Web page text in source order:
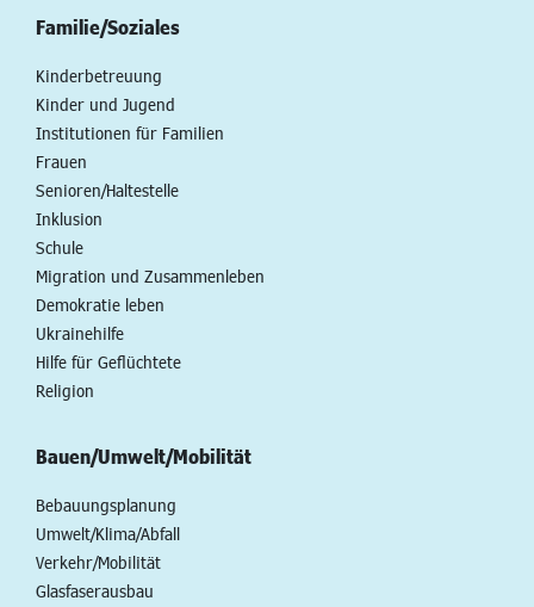
Familie/Soziales
Kinderbetreuung
Kinder und Jugend
Institutionen für Familien
Frauen
Senioren/Haltestelle
Inklusion
Schule
Migration und Zusammenleben
Demokratie leben
Ukrainehilfe
Hilfe für Geflüchtete
Religion
Bauen/Umwelt/Mobilität
Bebauungsplanung
Umwelt/Klima/Abfall
Verkehr/Mobilität
Glasfaserausbau